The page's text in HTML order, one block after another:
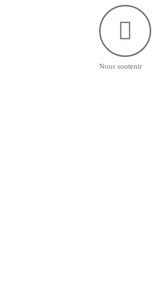
Nous soutenir